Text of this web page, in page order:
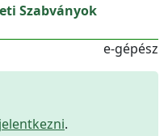
Szabványok
e-gépész
.